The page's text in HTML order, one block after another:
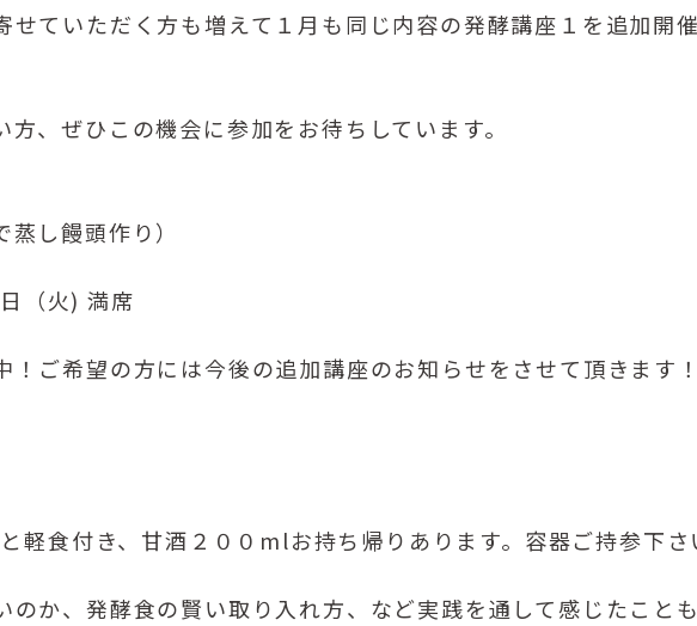
せていただく方も増えて１月も同じ内容の発酵講座１を追加開
、ぜひこの機会に参加をお待ちしています。
蒸し饅頭作り）
（火) 満席
！ご希望の方には今後の追加講座のお知らせをさせて頂きます
食付き、甘酒２００mlお持ち帰りあります。容器ご持参下さ
のか、発酵食の賢い取り入れ方、など実践を通して感じたこと